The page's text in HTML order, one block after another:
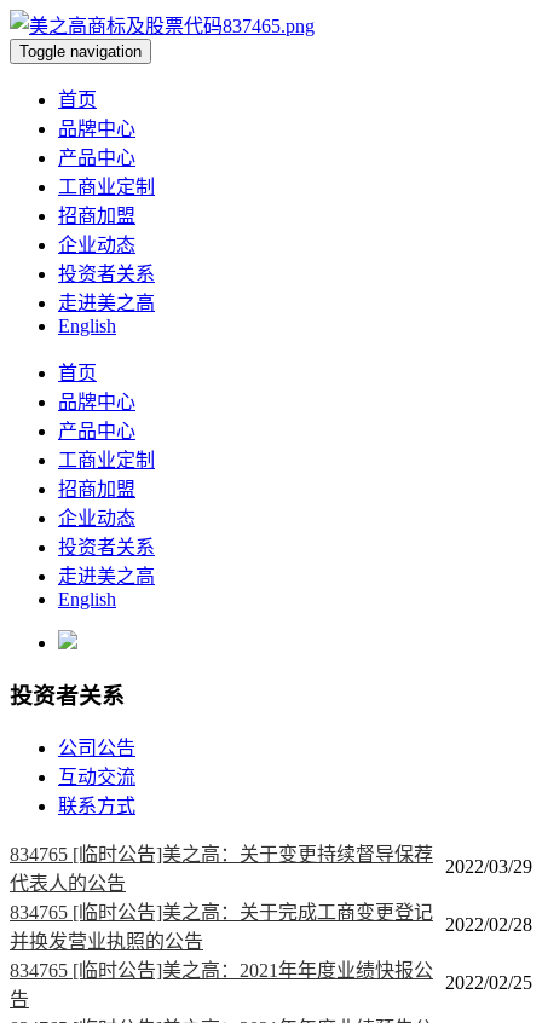
Toggle navigation
首页
品牌中心
产品中心
工商业定制
招商加盟
企业动态
投资者关系
走进美之高
English
首页
品牌中心
产品中心
工商业定制
招商加盟
企业动态
投资者关系
走进美之高
English
投资者关系
公司公告
互动交流
联系方式
834765 [临时公告]美之高：关于变更持续督导保荐
代表人的公告
2022/03/29
834765 [临时公告]美之高：关于完成工商变更登记
并换发营业执照的公告
2022/02/28
834765 [临时公告]美之高：2021年年度业绩快报公
告
2022/02/25